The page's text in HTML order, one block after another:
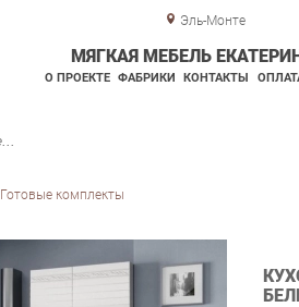
Эль-Монте
МЯГКАЯ МЕБЕЛЬ
О ПРОЕКТЕ ФАБРИКИ КОНТАКТЫ
Готовые комплекты